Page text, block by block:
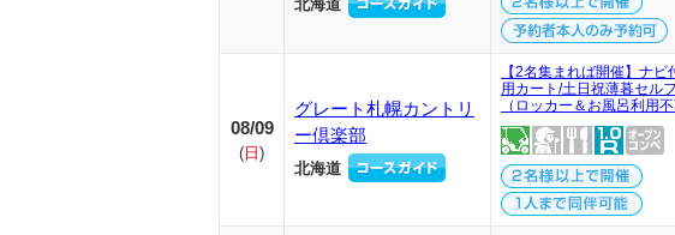
北海道
08/09
( 日 )
グレート札幌カントリ
ー倶楽部
北海道
【2名集まれば開催】ナビ
用カート/土日祝薄暮セルフ
（ロッカー＆お風呂利用不